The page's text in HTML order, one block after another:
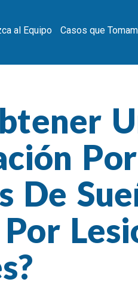
al Equipo Casos que
Por
De